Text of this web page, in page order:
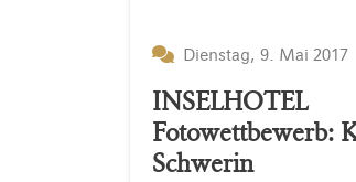
Dienstag, 9. Mai 2017
INSELHOTEL
Fotowettbewerb:
Schwerin